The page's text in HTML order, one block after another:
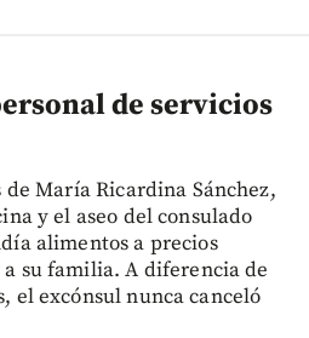
de servicios
María Ricardina Sánchez,
y el aseo del consulado
alimentos a precios
su familia. A diferencia de
el excónsul nunca canceló